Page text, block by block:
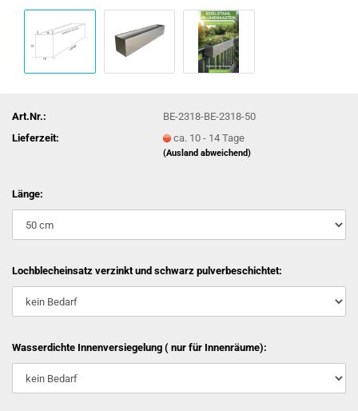
Art.Nr.:
BE-2318-BE-2318-50
Lieferzeit:
ca. 10 - 14 Tage
(Ausland abweichend)
Länge:
Lochblecheinsatz verzinkt und schwarz pulverbeschichtet:
Wasserdichte Innenversiegelung ( nur für Innenräume):